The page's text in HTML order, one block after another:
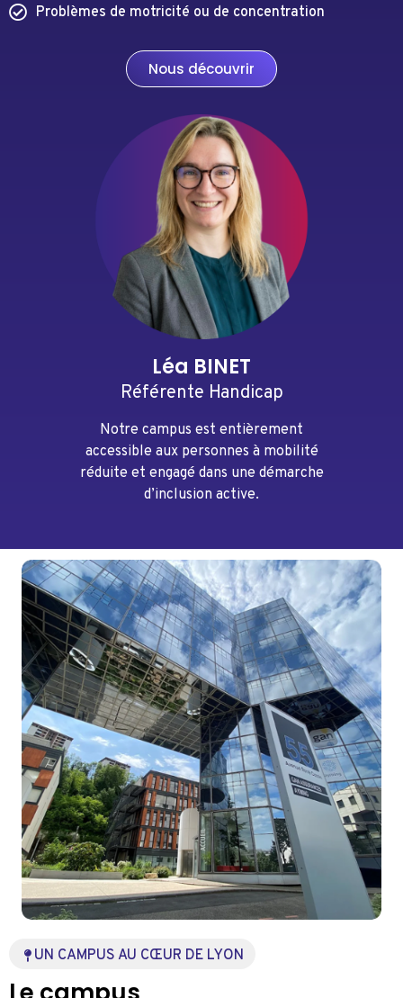
Problèmes de motricité ou de concentration
Nous découvrir
Léa BINET
Référente Handicap
Notre campus est entièrement
accessible aux personnes à mobilité
réduite et engagé dans une démarche
d’inclusion active.
UN CAMPUS AU CŒUR DE LYON